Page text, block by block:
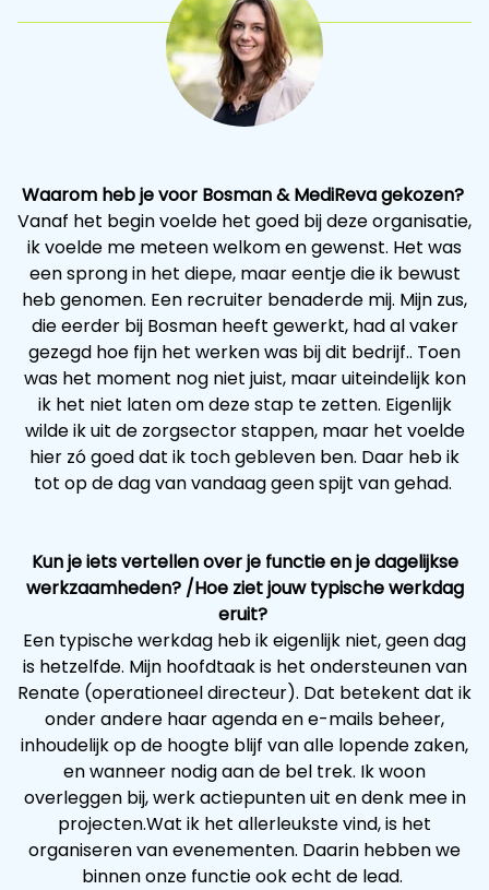
Waarom heb je voor Bosman & MediReva gekozen?
Vanaf het begin voelde het goed bij deze organisatie,
ik voelde me meteen welkom en gewenst. Het was
een sprong in het diepe, maar eentje die ik bewust
heb genomen. Een recruiter benaderde mij. Mijn zus,
die eerder bij Bosman heeft gewerkt, had al vaker
gezegd hoe fijn het werken was bij dit bedrijf.. Toen
was het moment nog niet juist, maar uiteindelijk kon
ik het niet laten om deze stap te zetten. Eigenlijk
wilde ik uit de zorgsector stappen, maar het voelde
hier zó goed dat ik toch gebleven ben. Daar heb ik
tot op de dag van vandaag geen spijt van gehad.
Kun je iets vertellen over je functie en je dagelijkse
werkzaamheden? /Hoe ziet jouw typische werkdag
eruit?
Een typische werkdag heb ik eigenlijk niet, geen dag
is hetzelfde. Mijn hoofdtaak is het ondersteunen van
Renate (operationeel directeur). Dat betekent dat ik
onder andere haar agenda en e-mails beheer,
inhoudelijk op de hoogte blijf van alle lopende zaken,
en wanneer nodig aan de bel trek. Ik woon
overleggen bij, werk actiepunten uit en denk mee in
projecten.Wat ik het allerleukste vind, is het
organiseren van evenementen. Daarin hebben we
binnen onze functie ook echt de lead.